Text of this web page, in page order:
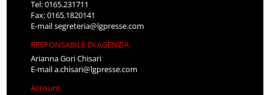
Tel: 0165.231711
Fax: 0165.1820141
E-mailsegreteria@lgpresse.com
RESPONSABILE DI AGENZIA
Arianna Gori Chisari
E-maila.chisari@lgpresse.com
Account